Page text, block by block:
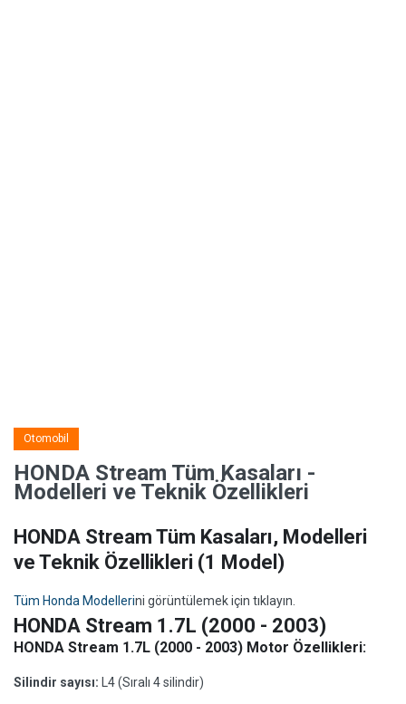
Otomobil
HONDA Stream Tüm Kasaları -
Modelleri ve Teknik Özellikleri
HONDA Stream Tüm Kasaları, Modelleri
ve Teknik Özellikleri (1 Model)
Tüm Honda Modellerini görüntülemek için tıklayın.
HONDA Stream 1.7L (2000 - 2003)
HONDA Stream 1.7L (2000 - 2003) Motor Özellikleri:
Silindir sayısı: L4 (Sıralı 4 silindir)